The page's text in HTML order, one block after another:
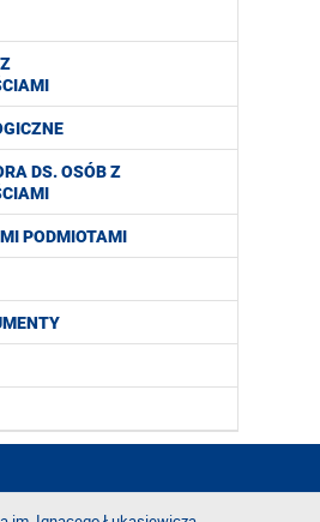
DS. OSÓB Z
PODMIOTAMI